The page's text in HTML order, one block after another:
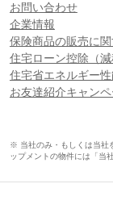
お問い合わせ
企業情報
保険商品の販売に
住宅ローン控除（
住宅省エネルギー
お友達紹介キャン
※ 当社のみ・もしくは当社
ップメントの物件には「当